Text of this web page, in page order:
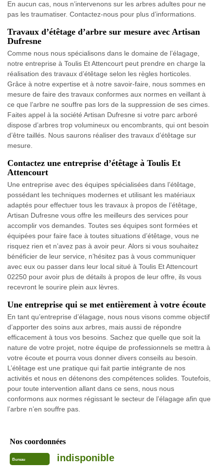
En aucun cas, nous n’intervenons sur les arbres adultes pour ne
pas les traumatiser. Contactez-nous pour plus d’informations.
Travaux d’étêtage d’arbre sur mesure avec Artisan
Dufresne
Comme nous nous spécialisons dans le domaine de l’élagage,
notre entreprise à Toulis Et Attencourt peut prendre en charge la
réalisation des travaux d’étêtage selon les règles horticoles.
Grâce à notre expertise et à notre savoir-faire, nous sommes en
mesure de faire des travaux conformes aux normes en veillant à
ce que l’arbre ne souffre pas lors de la suppression de ses cimes.
Faites appel à la société Artisan Dufresne si votre parc arboré
dispose d’arbres trop volumineux ou encombrants, qui ont besoin
d’être taillés. Nous saurons réaliser des travaux d’étêtage sur
mesure.
Contactez une entreprise d’étêtage à Toulis Et
Attencourt
Une entreprise avec des équipes spécialisées dans l’étêtage,
possédant les techniques modernes et utilisant les matériaux
adaptés pour effectuer tous les travaux à propos de l’étêtage,
Artisan Dufresne vous offre les meilleurs des services pour
accomplir vos demandes. Toutes ses équipes sont formées et
équipées pour faire face à toutes situations d’étêtage, vous ne
risquez rien et n’avez pas à avoir peur. Alors si vous souhaitez
bénéficier de leur service, n’hésitez pas à vous communiquer
avec eux ou passer dans leur local situé à Toulis Et Attencourt
02250 pour avoir plus de détails à propos de leur offre, ils vous
recevront le sourire plein aux lèvres.
Une entreprise qui se met entièrement à votre écoute
En tant qu’entreprise d’élagage, nous nous visons comme objectif
d’apporter des soins aux arbres, mais aussi de répondre
efficacement à tous vos besoins. Sachez que quelle que soit la
nature de votre projet, notre équipe de professionnels se mettra à
votre écoute et pourra vous donner divers conseils au besoin.
L’étêtage est une pratique qui fait partie intégrante de nos
activités et nous en détenons des compétences solides. Toutefois,
pour toute intervention allant dans ce sens, nous nous
conformons aux normes régissant le secteur de l’élagage afin que
l’arbre n’en souffre pas.
Nos coordonnées
Bureau indisponible